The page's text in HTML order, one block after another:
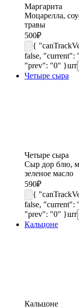
Маргарита
Моцарелла,
травы
500₽
{
false, "current":
"prev": "0" }шт
Четыре сыра
Четыре сыра
Сыр дор блю,
зеленое масло
590₽
{
false, "current":
"prev": "0" }шт
Кальцоне
Кальцоне